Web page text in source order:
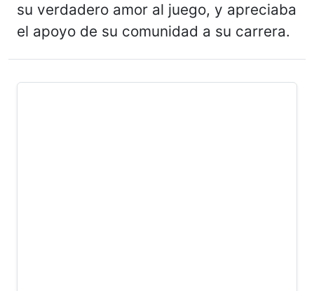
su verdadero amor al juego, y apreciaba
el apoyo de su comunidad a su carrera.